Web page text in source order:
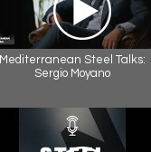
Mediterranean Steel Talks:
Sergio Moyano